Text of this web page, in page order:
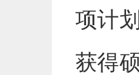
项计
获得